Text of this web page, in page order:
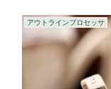
アウトラインプロセッサ